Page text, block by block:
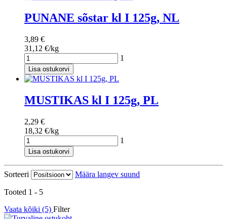
PUNANE sõstar kl I 125g, NL
3,89 €
31,12 €/kg
1
Lisa ostukorvi
MUSTIKAS kl I 125g, PL
2,29 €
18,32 €/kg
1
Lisa ostukorvi
Sorteeri Määra langev suund
Tooted 1 - 5
Vaata kõiki (5) Filter